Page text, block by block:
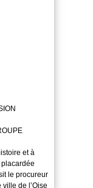
et à
le procureur
de l’Oise